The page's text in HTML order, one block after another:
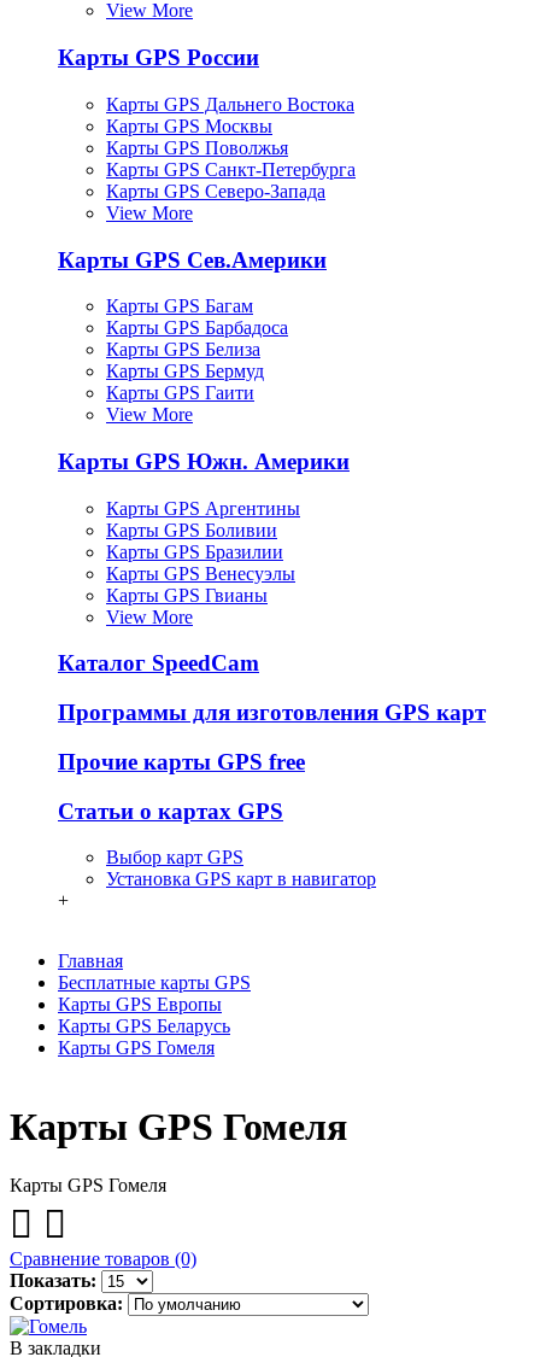
View More
Карты GPS России
Карты GPS Дальнего Востока
Карты GPS Москвы
Карты GPS Поволжья
Карты GPS Санкт-Петербурга
Карты GPS Северо-Запада
View More
Карты GPS Сев.Америки
Карты GPS Багам
Карты GPS Барбадоса
Карты GPS Белиза
Карты GPS Бермуд
Карты GPS Гаити
View More
Карты GPS Южн. Америки
Карты GPS Аргентины
Карты GPS Боливии
Карты GPS Бразилии
Карты GPS Венесуэлы
Карты GPS Гвианы
View More
Каталог SpeedCam
Программы для изготовления GPS карт
Прочие карты GPS free
Статьи о картах GPS
Выбор карт GPS
Установка GPS карт в навигатор
+
Главная
Бесплатные карты GPS
Карты GPS Европы
Карты GPS Беларусь
Карты GPS Гомеля
Карты GPS Гомеля
Карты GPS Гомеля
Сравнение товаров (0)
Показать:
Сортировка:
В закладки